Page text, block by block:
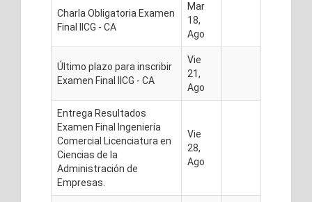
Charla Obligatoria Examen
Final IICG - CA
Mar
18,
Ago
Último plazo para inscribir
Examen Final IICG - CA
Vie
21,
Ago
Entrega Resultados
Examen Final Ingeniería
Comercial Licenciatura en
Ciencias de la
Administración de
Empresas.
Vie
28,
Ago